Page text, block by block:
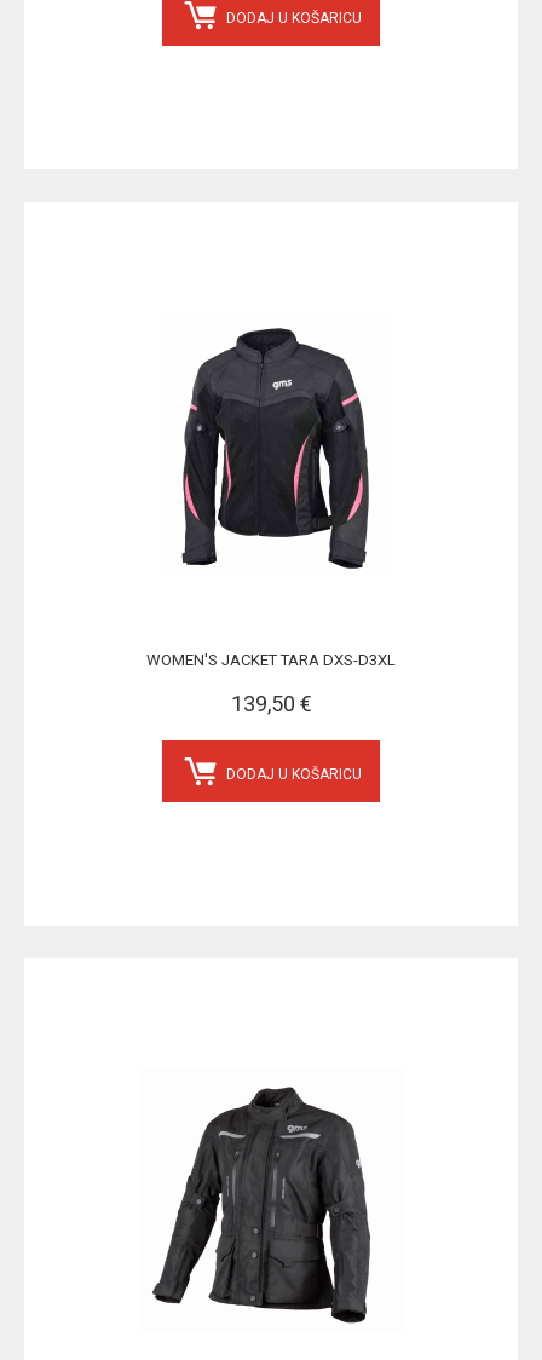
DODAJ U KOŠARICU
WOMEN'S JACKET TARA DXS-D3XL
139,50 €
DODAJ U KOŠARICU